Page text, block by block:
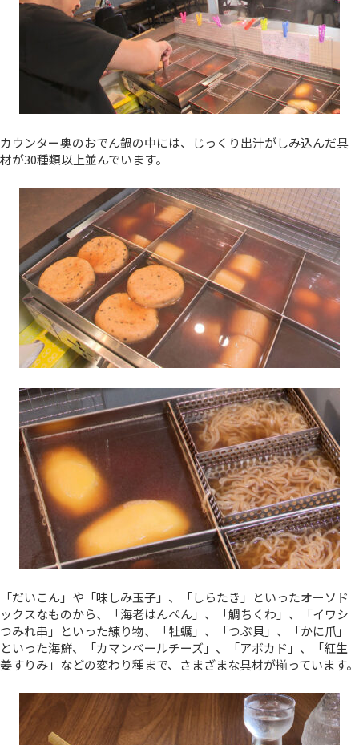
カウンター奥のおでん鍋の中には、じっくり出汁がしみ込んだ具
材が30種類以上並んでいます。
「だいこん」や「味しみ玉子」、「しらたき」といったオーソド
ックスなものから、「海老はんぺん」、「鯛ちくわ」、「イワシ
つみれ串」といった練り物、「牡蠣」、「つぶ貝」、「かに爪」
といった海鮮、「カマンベールチーズ」、「アボカド」、「紅生
姜すりみ」などの変わり種まで、さまざまな具材が揃っています。